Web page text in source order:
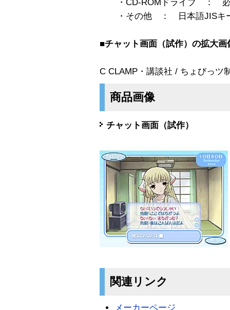
・CD-ROMドライブ ：
・その他 ： 日本語JISキ
■チャット画面（試作）の拡大画
C CLAMP・講談社 / ちょびっツ
商品画像
チャット画面（試作）
関連リンク
メーカーページ